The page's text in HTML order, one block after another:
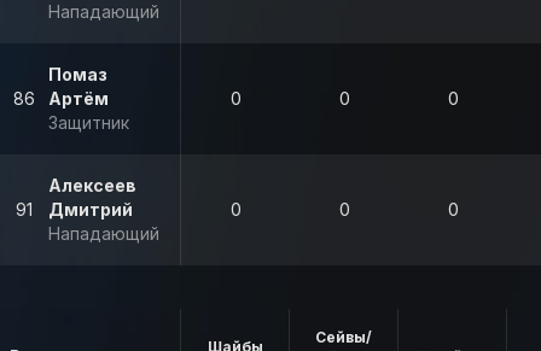
Нападающий
86
Помаз
Артём
Защитник
0 0 0
91
Алексеев
Дмитрий
Нападающий
0 0 0
Шайбы
Сейвы/